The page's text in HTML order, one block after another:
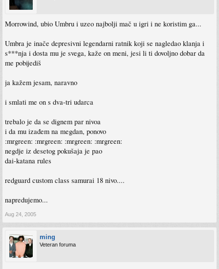
Morrowind, ubio Umbru i uzeo najbolji mač u igri i ne koristim ga...
Umbra je inače depresivni legendarni ratnik koji se nagledao klanja i
s***nja i dosta mu je svega, kaže on meni, jesi li ti dovoljno dobar da
me pobijediš
ja kažem jesam, naravno
i smlati me on s dva-tri udarca
trebalo je da se dignem par nivoa
i da mu izađem na megdan, ponovo
:mrgreen: :mrgreen: :mrgreen: :mrgreen:
negdje iz desetog pokušaja je pao
dai-katana rules
redguard custom class samurai 18 nivo....
napredujemo...
Aug 24, 2005
ming
Veteran foruma